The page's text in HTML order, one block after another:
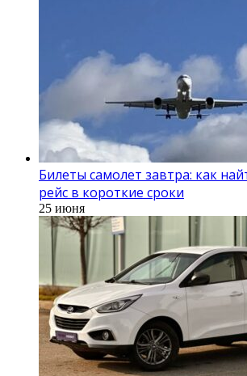
Билеты самолет завтра: как
рейс в короткие сроки
25 июня